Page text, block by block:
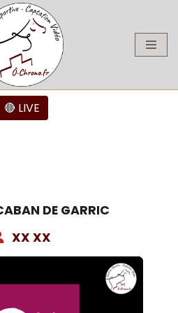
🔴 LIVE
DE GARRIC
XX XX